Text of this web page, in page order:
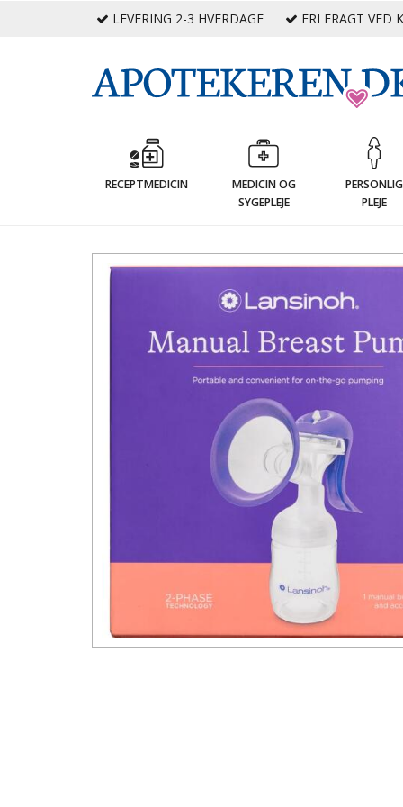
LEVERING 2-3 HVERDAGE FRI FRAGT VED
RECEPTMEDICIN
MEDICIN OG
SYGEPLEJE
PERSONLIG
PLEJE